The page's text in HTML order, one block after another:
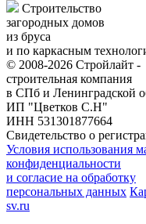
Строительство
загородных домов
из бруса
и по каркасным
© 2008-2026 Стройлайт -
строительная компания
в СПб и Ленинградской
ИП "Цветков С.Н"
ИНН 531301877664
Свидетельство о
Условия использования
конфиденциальности
и согласие на обработку
персональных данных
sv.ru